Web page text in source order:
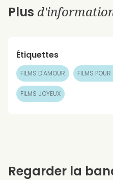
Plus
Étiquettes
FILMS D'AMOUR FILMS POUR
FILMS JOYEUX
Regarder la